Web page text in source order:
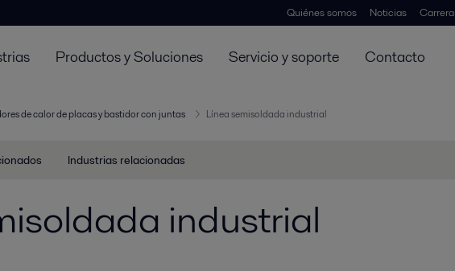
Quiénes somos Noticias Carrera
Productos y Soluciones Servicio y soporte Contacto
de calor de placas y bastidor con juntas Línea semisoldada industrial
Industrias relacionadas
industrial